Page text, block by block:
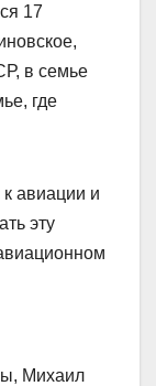
17
в семье
где
авиации и
эту
Михаил